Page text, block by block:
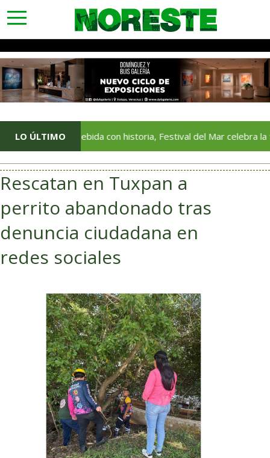
toggle
navigation
LO ÚLTIMO
Una bebida con historia, Festival del Mar celebra la tradición
Rescatan en Tuxpan a
perrito abandonado tras
denuncia ciudadana en
redes sociales